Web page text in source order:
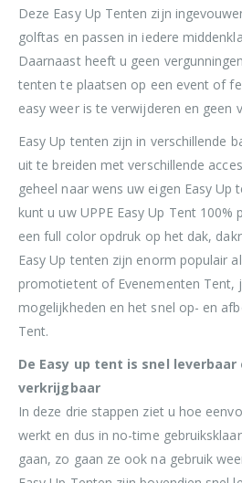
Deze Easy Up Tenten zijn
golftas en passen in iedere
Daarnaast heeft u geen
tenten te plaatsen op een event of
easy weer is te verwijderen en geen
Easy Up tenten zijn in verschillende
uit te breiden met verschillende
geheel naar wens uw eigen Easy Up
kunt u uw UPPE Easy Up Tent 100%
een full color opdruk op het dak,
Easy Up tenten zijn enorm populair
promotietent of Evenementen Tent,
mogelijkheden en het snel op- en
Tent.
De Easy up tent is snel
verkrijgbaar
In deze drie stappen ziet u hoe
werkt en dus in no-time
gaan, zo gaan ze ook na gebruik